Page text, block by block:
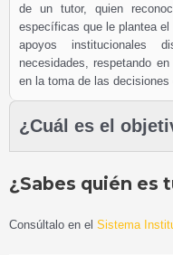
de un tutor, quien
específicas que le plantea
apoyos institucionales
necesidades, respetando
en la toma de las
¿Cuál es el
¿Sabes quién es
Consúltalo en el Sistema